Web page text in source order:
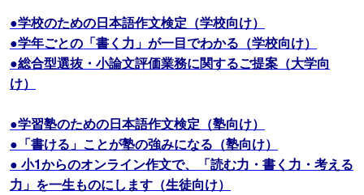
●学校のための日本語作文検定（学校向け）
●学年ごとの「書く力」が一目でわかる（学校向け）
●総合型選抜・小論文評価業務に関するご提案（大学向
け）
●学習塾のための日本語作文検定（塾向け）
●「書ける」ことが塾の強みになる（塾向け）
● 小1からのオンライン作文で、「読む力・書く力・考える
力」を一生ものにします（生徒向け）